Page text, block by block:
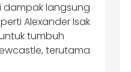
dampak langsung
Alexander Isak
tumbuh
terutama